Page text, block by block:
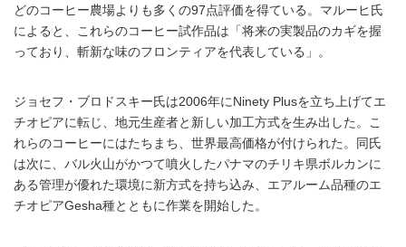
どのコーヒー農場よりも多くの97点評価を得ている。マルーヒ氏
によると、これらのコーヒー試作品は「将来の実製品のカギを握
っており、斬新な味のフロンティアを代表している」。
ジョセフ・ブロドスキー氏は2006年にNinety Plusを立ち上げてエ
チオピアに転じ、地元生産者と新しい加工方式を生み出した。こ
れらのコーヒーにはたちまち、世界最高価格が付けられた。同氏
は次に、バル火山がかつて噴火したパナマのチリキ県ボルカンに
ある管理が優れた環境に新方式を持ち込み、エアルーム品種のエ
チオピアGesha種とともに作業を開始した。